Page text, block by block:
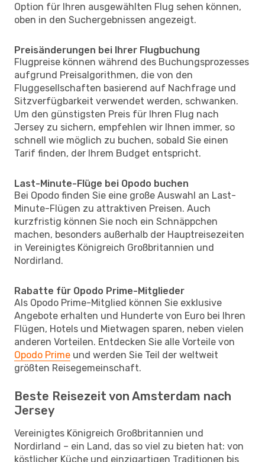
Option für Ihren ausgewählten Flug sehen können,
oben in den Suchergebnissen angezeigt.
Preisänderungen bei Ihrer Flugbuchung
Flugpreise können während des Buchungsprozesses
aufgrund Preisalgorithmen, die von den
Fluggesellschaften basierend auf Nachfrage und
Sitzverfügbarkeit verwendet werden, schwanken.
Um den günstigsten Preis für Ihren Flug nach
Jersey zu sichern, empfehlen wir Ihnen immer, so
schnell wie möglich zu buchen, sobald Sie einen
Tarif finden, der Ihrem Budget entspricht.
Last-Minute-Flüge bei Opodo buchen
Bei Opodo finden Sie eine große Auswahl an Last-
Minute-Flügen zu attraktiven Preisen. Auch
kurzfristig können Sie noch ein Schnäppchen
machen, besonders außerhalb der Hauptreisezeiten
in Vereinigtes Königreich Großbritannien und
Nordirland.
Rabatte für Opodo Prime-Mitglieder
Als Opodo Prime-Mitglied können Sie exklusive
Angebote erhalten und Hunderte von Euro bei Ihren
Flügen, Hotels und Mietwagen sparen, neben vielen
anderen Vorteilen. Entdecken Sie alle Vorteile von
Opodo Prime und werden Sie Teil der weltweit
größten Reisegemeinschaft.
Beste Reisezeit von Amsterdam nach
Jersey
Vereinigtes Königreich Großbritannien und
Nordirland – ein Land, das so viel zu bieten hat: von
köstlicher Küche und einzigartigen Traditionen bis